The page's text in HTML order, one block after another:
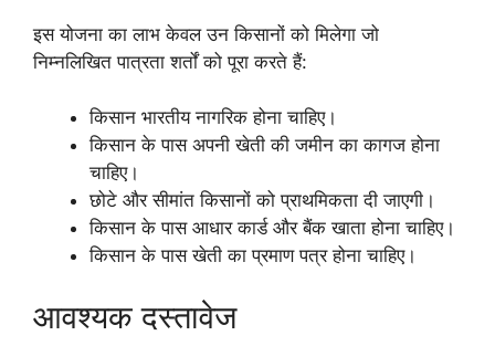
इस योजना का लाभ केवल उन किसानों को मिलेगा जो
निम्नलिखित पात्रता शर्तों को पूरा करते हैं:
किसान भारतीय नागरिक होना चाहिए।
किसान के पास अपनी खेती की जमीन का कागज होना
चाहिए।
छोटे और सीमांत किसानों को प्राथमिकता दी जाएगी।
किसान के पास आधार कार्ड और बैंक खाता होना चाहिए।
किसान के पास खेती का प्रमाण पत्र होना चाहिए।
आवश्यक दस्तावेज